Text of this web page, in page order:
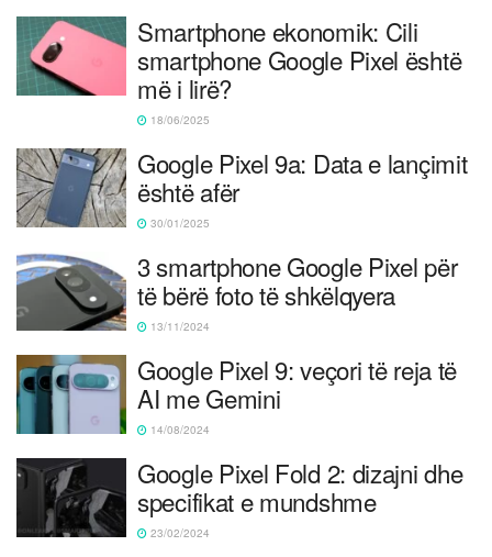
Smartphone ekonomik: Cili
smartphone Google Pixel është
më i lirë?
18/06/2025
Google Pixel 9a: Data e lançimit
është afër
30/01/2025
3 smartphone Google Pixel për
të bërë foto të shkëlqyera
13/11/2024
Google Pixel 9: veçori të reja të
AI me Gemini
14/08/2024
Google Pixel Fold 2: dizajni dhe
specifikat e mundshme
23/02/2024